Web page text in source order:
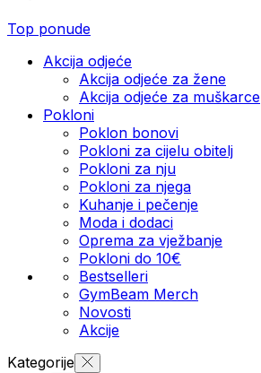
Top ponude
Akcija odjeće
Akcija odjeće za žene
Akcija odjeće za muškarce
Pokloni
Poklon bonovi
Pokloni za cijelu obitelj
Pokloni za nju
Pokloni za njega
Kuhanje i pečenje
Moda i dodaci
Oprema za vježbanje
Pokloni do 10€
Bestselleri
GymBeam Merch
Novosti
Akcije
Kategorije